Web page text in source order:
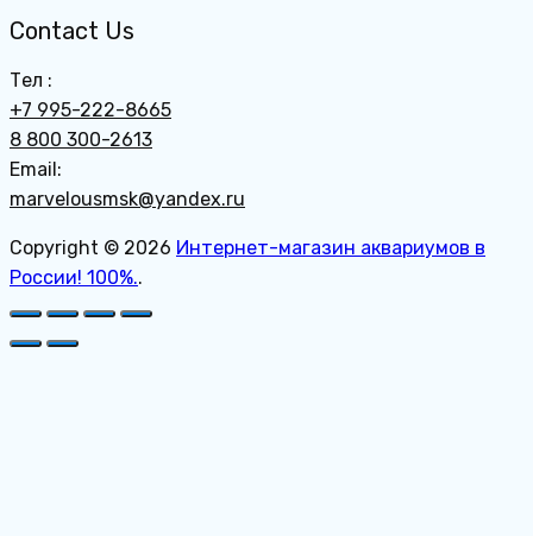
Contact Us
Тел :
+7 995-222-8665
8 800 300-2613
Email:
marvelousmsk@yandex.ru
Copyright © 2026 Интернет-магазин аквариумов в
России! 100%..
Пролистать
наверх